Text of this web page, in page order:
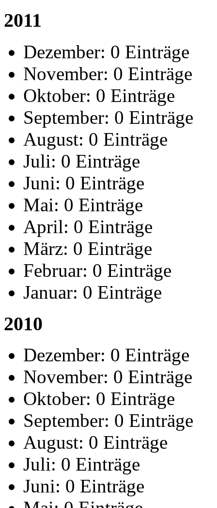
2011
Dezember: 0 Einträge
November: 0 Einträge
Oktober: 0 Einträge
September: 0 Einträge
August: 0 Einträge
Juli: 0 Einträge
Juni: 0 Einträge
Mai: 0 Einträge
April: 0 Einträge
März: 0 Einträge
Februar: 0 Einträge
Januar: 0 Einträge
2010
Dezember: 0 Einträge
November: 0 Einträge
Oktober: 0 Einträge
September: 0 Einträge
August: 0 Einträge
Juli: 0 Einträge
Juni: 0 Einträge